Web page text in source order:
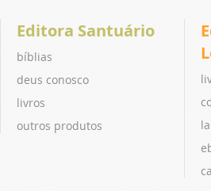
Editora Santuário
bíblias
deus conosco
livros
outros produtos